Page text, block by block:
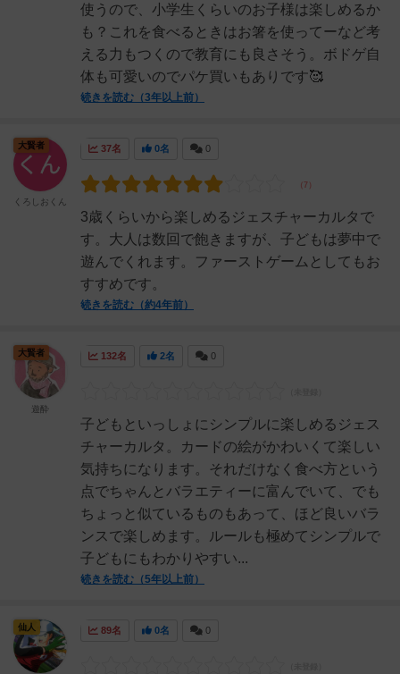
使うので、小学生くらいのお子様は楽しめるか
も？これを食べるときはお箸を使ってーなど考
える力もつくので教育にも良さそう。ボドゲ自
体も可愛いのでパケ買いもありです🥰
続きを読む（3年以上前）
37名 0名 0
3歳くらいから楽しめるジェスチャーカルタで
す。大人は数回で飽きますが、子どもは夢中で
遊んでくれます。ファーストゲームとしてもお
すすめです。
続きを読む（約4年前）
大賢者
くろしおくん
132名 2名 0
子どもといっしょにシンプルに楽しめるジェス
チャーカルタ。カードの絵がかわいくて楽しい
気持ちになります。それだけなく食べ方という
点でちゃんとバラエティーに富んでいて、でも
ちょっと似ているものもあって、ほど良いバラ
ンスで楽しめます。ルールも極めてシンプルで
子どもにもわかりやすい...
続きを読む（5年以上前）
大賢者
遊酔
89名 0名 0
仙人